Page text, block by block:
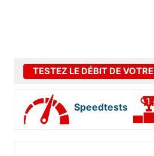
TESTEZ LE DÉBIT DE
Speedtests